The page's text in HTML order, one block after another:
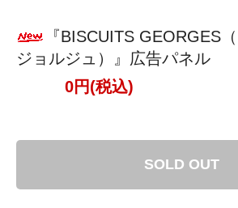
『BISCUITS GEORGES
ジョルジュ）』広告パネル
0円(税込)
SOLD OUT